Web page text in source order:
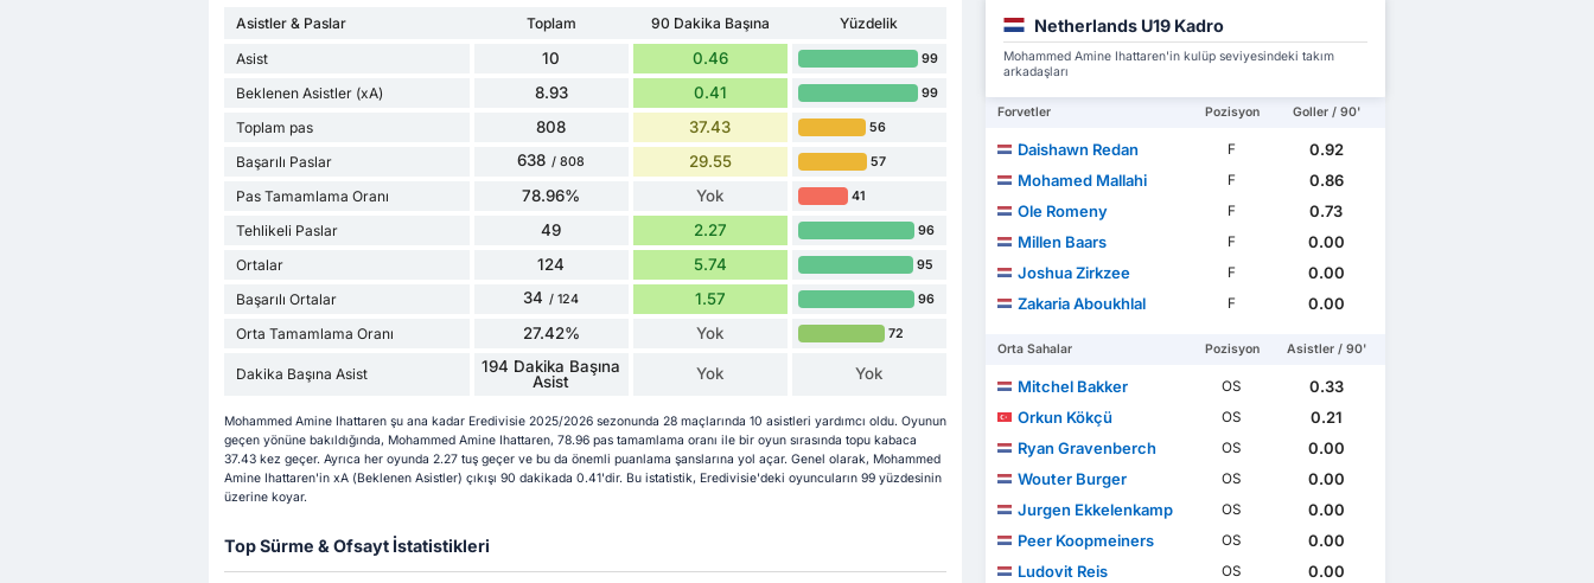
Asistler & Paslar Toplam 90 Dakika Başına
Yüzdelik
Asist
10 0.46 99
Beklenen Asistler (xA) 8.93 0.41 99
Toplam pas 808 37.43 56
Başarılı Paslar 638 / 808 29.55 57
Pas Tamamlama Oranı 78.96% Yok 41
Tehlikeli Paslar 49 2.27 96
Ortalar 124 5.74 95
Başarılı Ortalar 34 / 124 1.57 96
Orta Tamamlama Oranı 27.42% Yok 72
Dakika Başına Asist
194 Dakika Başına
Asist
Yok Yok
Mohammed Amine Ihattaren şu ana kadar Eredivisie 2025/2026 sezonunda 28 maçlarında 10 asistleri yardımcı oldu. Oyunun
geçen yönüne bakıldığında, Mohammed Amine Ihattaren, 78.96 pas tamamlama oranı ile bir oyun sırasında topu kabaca
37.43 kez geçer. Ayrıca her oyunda 2.27 tuş geçer ve bu da önemli puanlama şanslarına yol açar. Genel olarak, Mohammed
Amine Ihattaren'in xA (Beklenen Asistler) çıkışı 90 dakikada 0.41'dir. Bu istatistik, Eredivisie'deki oyuncuların 99 yüzdesinin
üzerine koyar.
Top Sürme & Ofsayt İstatistikleri
Netherlands U19 Kadro
Mohammed Amine Ihattaren'in kulüp seviyesindeki takım
arkadaşları
Forvetler Pozisyon Goller / 90'
Daishawn Redan F
0.92
Mohamed Mallahi
F
0.86
Ole Romeny
F
0.73
Millen Baars
F
0.00
Joshua Zirkzee
F
0.00
Zakaria Aboukhlal
F 0.00
Orta Sahalar Pozisyon Asistler / 90'
Mitchel Bakker OS
0.33
Orkun Kökçü
OS
0.21
Ryan Gravenberch
OS
0.00
Wouter Burger
OS
0.00
Jurgen Ekkelenkamp
OS
0.00
Peer Koopmeiners
OS
0.00
Ludovit Reis
OS
0.00